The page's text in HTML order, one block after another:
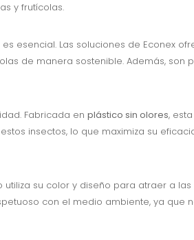
y frutícolas.
esencial. Las soluciones de Econex
de manera sostenible. Además, son
Fabricada en plástico sin olores,
insectos, lo que maximiza su
su color y diseño para atraer a
con el medio ambiente, ya que